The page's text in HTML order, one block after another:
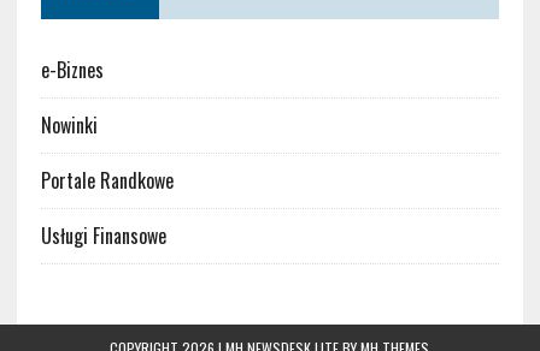
e-Biznes
Nowinki
Portale Randkowe
Usługi Finansowe